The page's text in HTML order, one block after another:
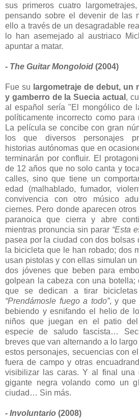
sus primeros cuatro
pensando sobre el devenir de las
ello a través de un desagradable
lo han asemejado al austriaco
apuntar a matar.
- The Guitar Mongoloid (2004)
Fue su largometraje de debut, un
y gamberro de la Suecia actual ,
al español sería "El mongólico de
políticamente incorrecto como
La película se concibe con gran
los que diversos personajes
historias autónomas que en
terminarán por confluir. El
de 12 años que no solo canta y
calles, sino que tiene un
edad (malhablado, fumador,
convivencia con otro músico
ciernes. Pero donde aparecen
paranoica que cierra y abre
mientras pronuncia sin parar “Esta
pasea por la ciudad con dos bolsas
la bicicleta que le han robado; dos
usan pistolas y con ellas simulan
dos jóvenes que beben para
golpean la cabeza con una botella;
que se dedican a tirar
“Prendámosle fuego a todo”, y que
bebiendo y esnifando el helio de
niños que juegan en el patio
especie de saludo fascista…
breves que van alternando a lo
estos personajes, secuencias con
fuera de campo y otras
visibilizar las caras. Y al final una
gigante negra volando como un
ciudad… Sin más.
- Involuntario (2008)